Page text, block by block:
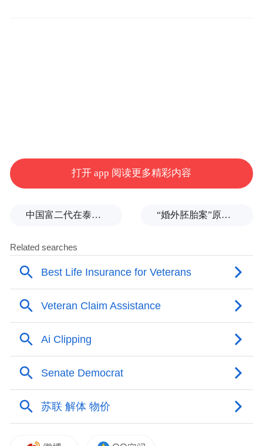
前就此事考虑了多种可能性。一方面，伊朗
政府可能企图通过装载水雷起到威慑作用，
借此表明其封锁海峡的决心，但实际上还是
是在做必要的军事准备，以尽快响应上层指
令。
目前，这批水雷的装载时间和装卸情况均不
清楚。但据美国国防情报局2019年统计，伊
朗军方拥有超过5000枚水雷，可借助小型高
速艇进行快速部署。这表明伊朗确实具备在
护该地区日常的商业航运活动。在美国对伊
打开 app 阅读更多精彩内容
中国富二代在泰国被杀，嫌犯自首后称“在女友浴室看见他”，真相却没这么简单 “婚外胚胎案”原配妻子求助律师：如何核实胚胎已销毁？伪造结婚证算重婚吗？医院的责任边界在哪？